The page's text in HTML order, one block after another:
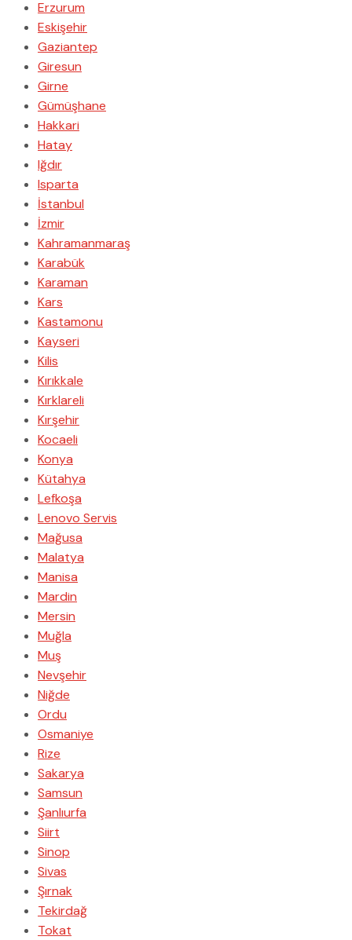
Erzurum
Eskişehir
Gaziantep
Giresun
Girne
Gümüşhane
Hakkari
Hatay
Iğdır
Isparta
İstanbul
İzmir
Kahramanmaraş
Karabük
Karaman
Kars
Kastamonu
Kayseri
Kilis
Kırıkkale
Kırklareli
Kırşehir
Kocaeli
Konya
Kütahya
Lefkoşa
Lenovo Servis
Mağusa
Malatya
Manisa
Mardin
Mersin
Muğla
Muş
Nevşehir
Niğde
Ordu
Osmaniye
Rize
Sakarya
Samsun
Şanlıurfa
Siirt
Sinop
Sivas
Şırnak
Tekirdağ
Tokat